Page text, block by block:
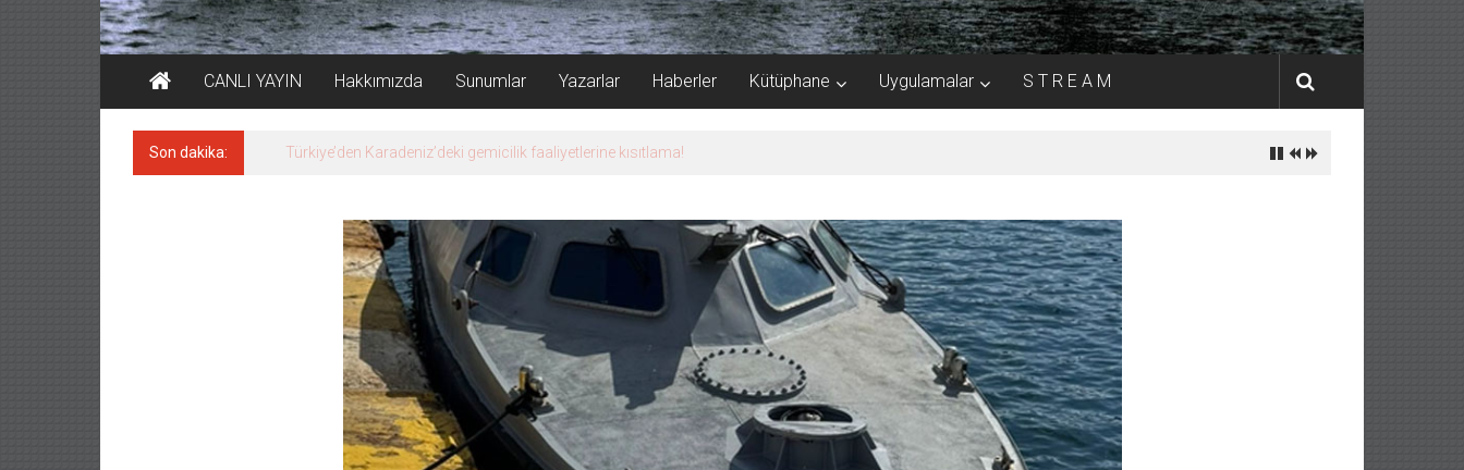
CANLI YAYIN Hakkımızda Sunumlar Yazarlar Haberler Kütüphane Uygulamalar S T R E A M
Son dakika: Denizcilik sektörü, Alsancak Limanı’ndan memnun